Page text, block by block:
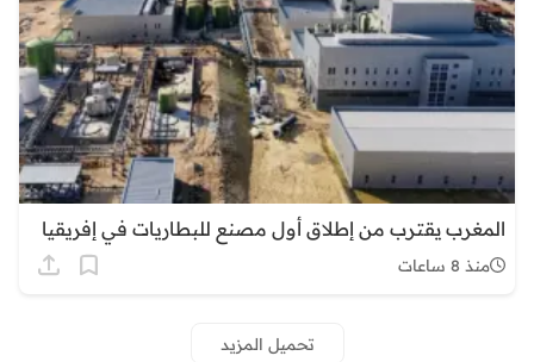
المغرب يقترب من إطلاق أول مصنع للبطاريات في إفريقيا
منذ 8 ساعات
تحميل المزيد